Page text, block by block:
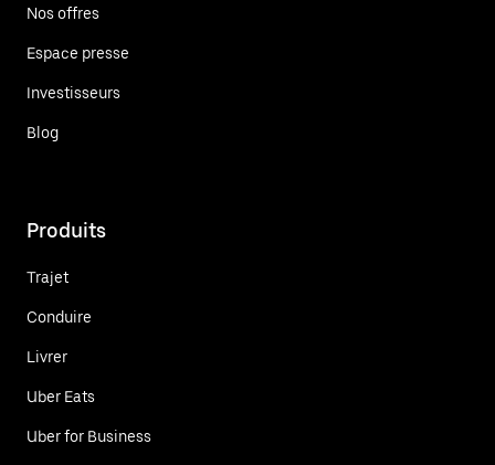
Nos offres
Espace presse
Investisseurs
Blog
Produits
Trajet
Conduire
Livrer
Uber Eats
Uber for Business